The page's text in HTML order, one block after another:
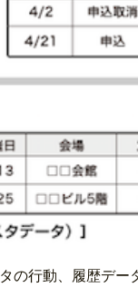
の行動、履歴デ